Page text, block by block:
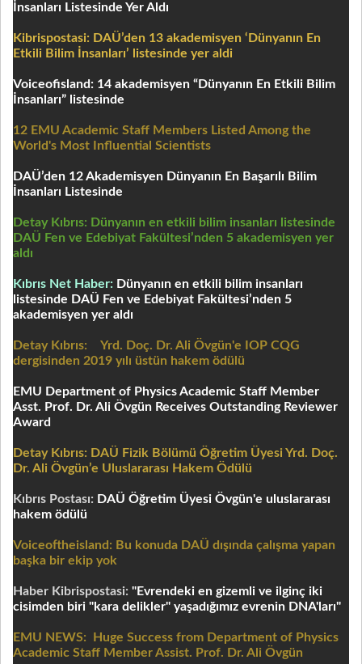
İnsanları Listesinde Yer Aldı
Kibrispostasi: DAÜ’den 13 akademisyen ‘Dünyanın En
Etkili Bilim İnsanları’ listesinde yer aldi
Voiceofisland: 14 akademisyen “Dünyanın En Etkili Bilim
İnsanları” listesinde
12 EMU Academic Staff Members Listed Among the
World's Most Influential Scientists
DAÜ’den 12 Akademisyen Dünyanın En Başarılı Bilim
İnsanları Listesinde
Detay Kıbrıs: Dünyanın en etkili bilim insanları listesinde
DAÜ Fen ve Edebiyat Fakültesi’nden 5 akademisyen yer
aldı
Kıbrıs Net Haber: Dünyanın en etkili bilim insanları
listesinde DAÜ Fen ve Edebiyat Fakültesi’nden 5
akademisyen yer aldı
Detay Kıbrıs: Yrd. Doç. Dr. Ali Övgün'e IOP CQG
dergisinden 2019 yılı üstün hakem ödülü
EMU Department of Physics Academic Staff Member
Asst. Prof. Dr. Ali Övgün Receives Outstanding Reviewer
Award
Detay Kıbrıs: DAÜ Fizik Bölümü Öğretim Üyesi Yrd. Doç.
Dr. Ali Övgün’e Uluslararası Hakem Ödülü
Kıbrıs Postası: DAÜ Öğretim Üyesi Övgün'e uluslararası
hakem ödülü
Voiceoftheisland: Bu konuda DAÜ dışında çalışma yapan
başka bir ekip yok
Haber Kibrispostasi: "Evrendeki en gizemli ve ilginç iki
cisimden biri "kara delikler" yaşadığımız evrenin DNA'ları"
EMU NEWS:
Huge Success from Department of Physics
Academic Staff Member Assist. Prof. Dr. Ali Övgün